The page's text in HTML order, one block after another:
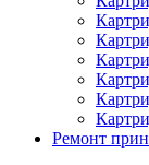
Ремонт